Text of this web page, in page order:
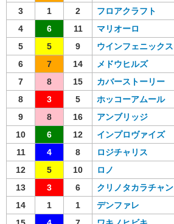
3
1 2 フロアクラフト
4
6 11 マリオーロ
5
5 9 ウインフェニックス
6
7 14 メドウヒルズ
7
8 15 カバーストーリー
8
3 5 ホッコーアムール
9
8 16 アンブリッジ
10
6 12 インプロヴァイズ
11
4 8 ロジチャリス
12
5 10 ロノ
13
3 6 クリノタカラチャン
14
1 1 デンファレ